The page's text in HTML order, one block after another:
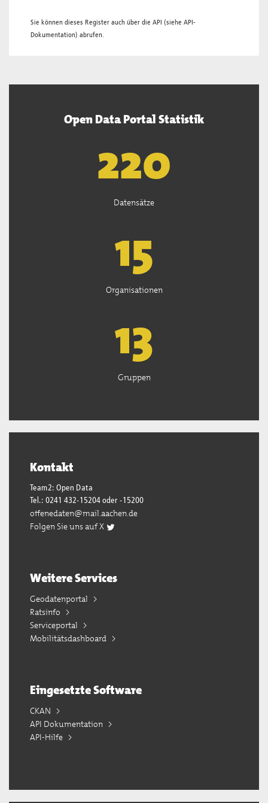
Sie können dieses Register auch über die API (siehe API-
Dokumentation) abrufen.
Open Data Portal Statistik
221
Datensätze
15
Organisationen
13
Gruppen
Kontakt
Team2: Open Data
Tel.: 0241 432-15204 oder -15200
offenedaten@mail.aachen.de
Folgen Sie uns auf X
Weitere Services
Geodatenportal
Ratsinfo
Serviceportal
Mobilitätsdashboard
Eingesetzte Software
CKAN
API Dokumentation
API-Hilfe